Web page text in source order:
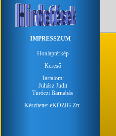
IMPRESSZUM
Honlaptérkép
Kereső
Tartalom:
Juhász Judit
Turóczi Barnabás
Készítette:eKÖZIG Zrt.